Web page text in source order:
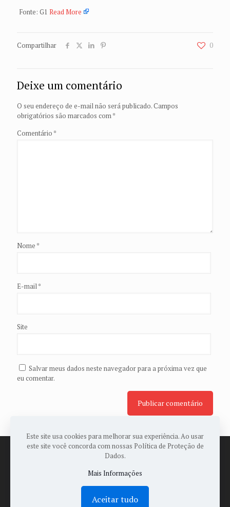
Fonte: G1 Read More
Compartilhar 0
Deixe um comentário
O seu endereço de e-mail não será publicado.Campos
obrigatórios são marcados com*
Comentário *
Nome *
E-mail*
Site
Salvar meus dados neste navegador para a próxima vez que
eu comentar.
© 2022 Todos os Direitos Reservados a ASSOPAES -
Desenvolvido por:Sales Publicidade
Este site usa cookies para melhorar sua experiência. Ao usar
este site você concorda com nossas Política de Proteção de
Dados.
Mais Informações
Aceitar tudo